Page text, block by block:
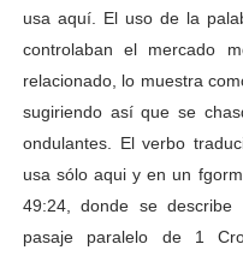
usa aquí. El uso de la
controlaban el mercado
relacionado, lo muestra
sugiriendo así que se
ondulantes. El verbo
usa sólo aqui y en un
49:24, donde se
pasaje paralelo de 1